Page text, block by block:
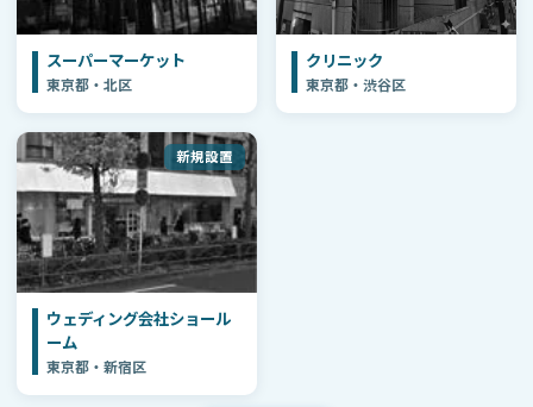
スーパーマーケット
東京都・北区
クリニック
東京都・渋谷区
新規設置
ウェディング会社ショール
ーム
東京都・新宿区